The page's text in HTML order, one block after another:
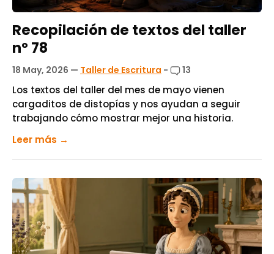
Recopilación de textos del taller
nº 78
18 May, 2026 — Taller de Escritura - 13
Los textos del taller del mes de mayo vienen
cargaditos de distopías y nos ayudan a seguir
trabajando cómo mostrar mejor una historia.
Leer más →